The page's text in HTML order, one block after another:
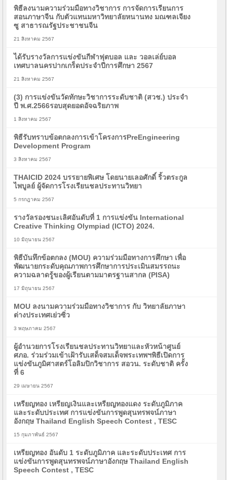
พิธีลงนามความร่วมมือทางวิชาการ การจัดการเรียนการ
สอนภาษาจีน กับตัวแทนมหาวิทยาลัยหนานทง มณฑลเจียง
ซู สาธารณรัฐประชาชนจีน
21 สิงหาคม 2567
ได้รับรางวัลการแข่งขันกีฬาฟุตบอล และ วอลเล่ย์บอล
เทศบาลนครปากเกร็ดประจำปีการศึกษา 2567
21 สิงหาคม 2567
(3) การแข่งขันวัดทักษะวิชาการระดับชาติ (สวช.) ประจำ
ปี พ.ศ.2566รอบสุดยอดอัจฉริยภาพ
1 สิงหาคม 2567
พิธีรับทราบข้อตกลงการเข้าโครงการPreEngineering
Development Program
3 สิงหาคม 2567
THAICID 2024 บรรยายพิเศษ โดยนายเลอศักดิ์ ริ้วตระกูล
ไพบูลย์ ผู้จัดการโรงเรียนชลประทานวิทยา
5 กรกฎาคม 2567
รางวัลรองชนะเลิศอันดับที่ 1 การแข่งขัน International
Creative Thinking Olympiad (ICTO) 2024.
10 มิถุนายน 2567
พิธีบันทึกข้อตกลง (MOU) ความร่วมมือทางการศึกษา เพื่อ
พัฒนายกระดับคุณภาพการศึกษาการประเมินสมรรถนะ
ความฉลาดรู้ของผู้เรียนตามมาตรฐานสากล (PISA)
17 มิถุนายน 2567
MOU ลงนามความร่วมมือทางวิชาการ กับ วิทยาลัยภาษา
ต่างประเทศเย่วซิ่ว
3 พฤษภาคม 2567
ผู้อำนวยการโรงเรียนชลประทานวิทยาและหัวหน้าศูนย์
ศภอ. ร่วมร่วมเข้าเฝ้ารับเสด็จสมเด็จพระเทพฯพิธีเปิดการ
แข่งขันภูมิศาสตร์โอลิมปิกวิชาการ สอวน. ระดับชาติ ครั้ง
ที่ 6
29 เมษายน 2567
เหรียญทอง เหรียญเงินและเหรียญทองแดง ระดับภูมิภาค
และระดับประเทศ การแข่งขันการพูดสุนทรพจน์ภาษา
อังกฤษ Thailand English Speech Contest , TESC
15 กุมภาพันธ์ 2567
เหรียญทอง อันดับ 1 ระดับภูมิภาค และระดับประเทศ การ
แข่งขันการพูดสุนทรพจน์ภาษาอังกฤษ Thailand English
Speech Contest , TESC